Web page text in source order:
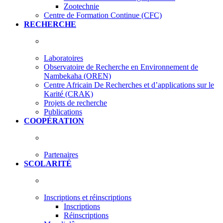
Zootechnie
Centre de Formation Continue (CFC)
RECHERCHE
Laboratoires
Observatoire de Recherche en Environnement de
Nambekaha (OREN)
Centre Africain De Recherches et d’applications sur le
Karité (CRAK)
Projets de recherche
Publications
COOPÉRATION
Partenaires
SCOLARITÉ
Inscriptions et réinscriptions
Inscriptions
Réinscriptions